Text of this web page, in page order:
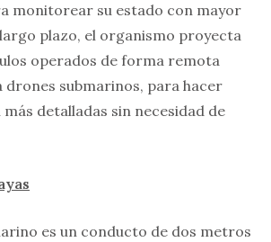
monitorear su estado con mayor
plazo, el organismo proyecta
operados de forma remota
drones submarinos, para hacer
detalladas sin necesidad de
es un conducto de dos metros